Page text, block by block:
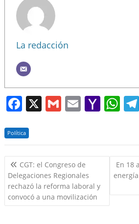
La redacción
F
c
e
b
o
o
k
X G
l
E
l
Y
o
M
ai
l
W
s
A
p
p
Política
Navegación
de
entradas
CGT: el Congreso de
Delegaciones Regionales
rechazó la reforma laboral y
convocó a una movilización
En 18